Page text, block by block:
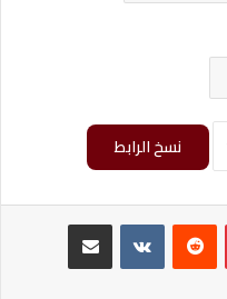
نسخ الرابط
بينتيريست